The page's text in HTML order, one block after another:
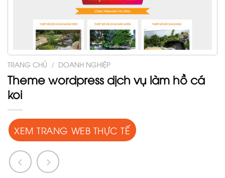
TRANG CHỦ / DOANH NGHIỆP
Theme wordpress dịch vụ làm hồ cá
koi
XEM TRANG WEB THỰC TẾ